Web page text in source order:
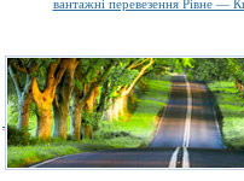
вантажні перевезення Рівне —